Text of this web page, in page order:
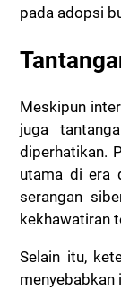
pada adopsi
Meskipun
juga
diperhatikan.
utama di era
serangan
kekhawatiran
Selain itu,